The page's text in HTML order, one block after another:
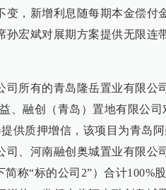
变，新增利息随每期本金偿付
宏斌对展期方案提供无限连
司所有的青岛隆岳置业有限公
、融创（青岛）置地有限公司
供质押增信，该项目为青岛
司、河南融创奥城置业有限公
称“标的公司2”）合计100%